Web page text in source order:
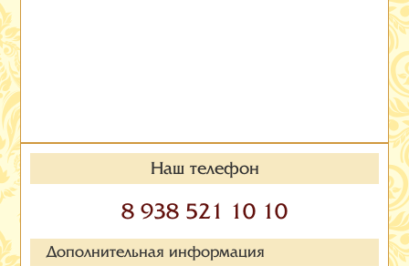
Наш телефон
8 938 521 10 10
Дополнительная информация